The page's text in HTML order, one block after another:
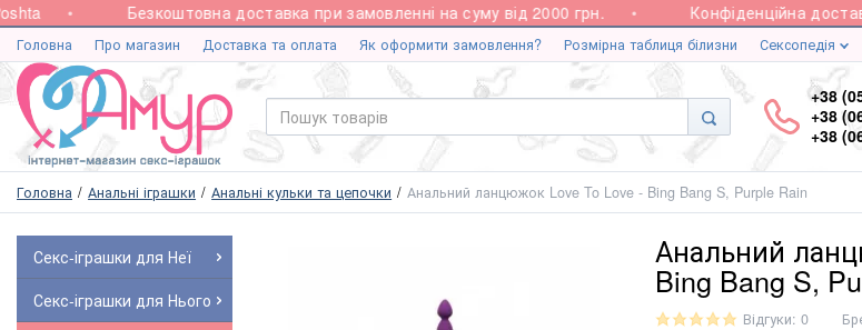
Безкоштовна доставка при замовленні на суму від 2000 грн. Конфіденційна доставка
Головна Про магазин Доставка та оплата Як оформити замовлення? Розмірна таблиця білизни Сексопедія
+38
+38
+38
Головна Анальні іграшки Анальні кульки та цепочки Анальний ланцюжок Love To Love - Bing Bang S, Purple Rain
Секс-іграшки для Неї
Секс-іграшки для Нього
Анальний
Bing Bang S,
Відгуки: 0